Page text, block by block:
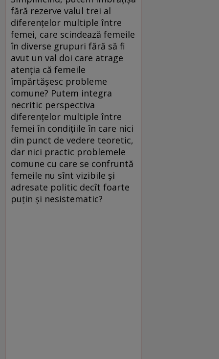
fără rezerve valul trei al
diferenţelor multiple între
femei, care scindează femeile
în diverse grupuri fără să fi
avut un val doi care atrage
atenţia că femeile
împărtăşesc probleme
comune? Putem integra
necritic perspectiva
diferenţelor multiple între
femei în condiţiile în care nici
din punct de vedere teoretic,
dar nici practic problemele
comune cu care se confruntă
femeile nu sînt vizibile şi
adresate politic decît foarte
puţin şi nesistematic?